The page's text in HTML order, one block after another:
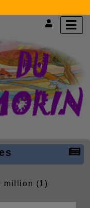
million (1)